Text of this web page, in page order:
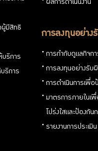
ผู้มีสิทธิ
บริการ
ริการ
ผลการดำเนินงาน
การลงทุนอย่าง
การกำกับดูแลกิจกา
การลงทุนอย่างรับ
การดำเนินการเพื่
มาตรการภายในเพื่
โปร่งใสและป้องกัน
รายงานการประเมิ